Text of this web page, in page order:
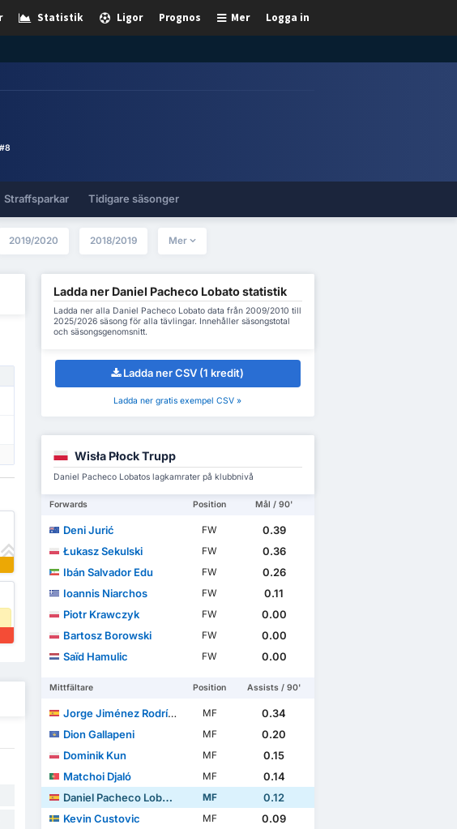
Logga in
Mer
Prognos
Ligor
Statistik
#8
Straffsparkar Tidigare säsonger
2019/2020 2018/2019 Mer
Ladda ner Daniel Pacheco Lobato statistik
Ladda ner alla Daniel Pacheco Lobato data från 2009/2010 till
2025/2026 säsong för alla tävlingar. Innehåller säsongstotal
och säsongsgenomsnitt.
Ladda ner CSV (1 kredit)
Ladda ner gratis exempel CSV »
Wisła Płock Trupp
Daniel Pacheco Lobatos lagkamrater på klubbnivå
Forwards Position Mål / 90'
Deni Jurić FW
0.39
Łukasz Sekulski
FW
0.36
Ibán Salvador Edu
FW
0.26
Ioannis Niarchos
FW
0.11
Piotr Krawczyk
FW
0.00
Bartosz Borowski
FW
0.00
Saïd Hamulic
FW 0.00
Mittfältare Position Assists / 90'
Jorge Jiménez Rodríguez MF
0.34
Dion Gallapeni
MF
0.20
Dominik Kun
MF
0.15
Matchoi Djaló
MF
0.14
Daniel Pacheco Lobato
MF
0.12
Kevin Custovic
MF
0.09